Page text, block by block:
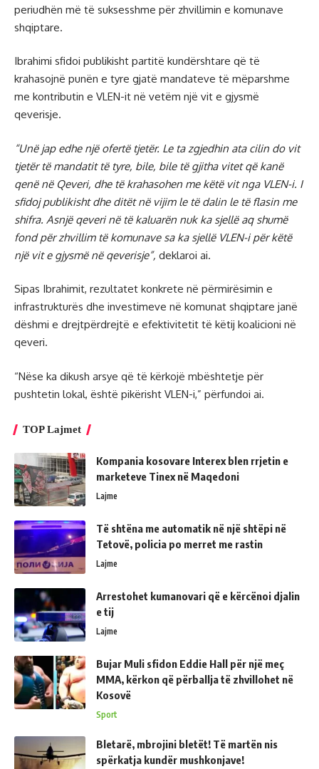
periudhën më të suksesshme për zhvillimin e komunave
shqiptare.
Ibrahimi sfidoi publikisht partitë kundërshtare që të
krahasojnë punën e tyre gjatë mandateve të mëparshme
me kontributin e VLEN-it në vetëm një vit e gjysmë
qeverisje.
“Unë jap edhe një ofertë tjetër. Le ta zgjedhin ata cilin do vit
tjetër të mandatit të tyre, bile, bile të gjitha vitet që kanë
qenë në Qeveri, dhe të krahasohen me këtë vit nga VLEN-i. I
sfidoj publikisht dhe ditët në vijim le të dalin le të flasin me
shifra. Asnjë qeveri në të kaluarën nuk ka sjellë aq shumë
fond për zhvillim të komunave sa ka sjellë VLEN-i për këtë
një vit e gjysmë në qeverisje”, deklaroi ai.
Sipas Ibrahimit, rezultatet konkrete në përmirësimin e
infrastrukturës dhe investimeve në komunat shqiptare janë
dëshmi e drejtpërdrejtë e efektivitetit të këtij koalicioni në
qeveri.
“Nëse ka dikush arsye që të kërkojë mbështetje për
pushtetin lokal, është pikërisht VLEN-i,” përfundoi ai.
TOP Lajmet
Kompania kosovare Interex blen rrjetin e
marketeve Tinex në Maqedoni
Lajme
Të shtëna me automatik në një shtëpi në
Tetovë, policia po merret me rastin
Lajme
Arrestohet kumanovari që e kërcënoi djalin
e tij
Lajme
Bujar Muli sfidon Eddie Hall për një meç
MMA, kërkon që përballja të zhvillohet në
Kosovë
Sport
Bletarë, mbrojini bletët! Të martën nis
spërkatja kundër mushkonjave!